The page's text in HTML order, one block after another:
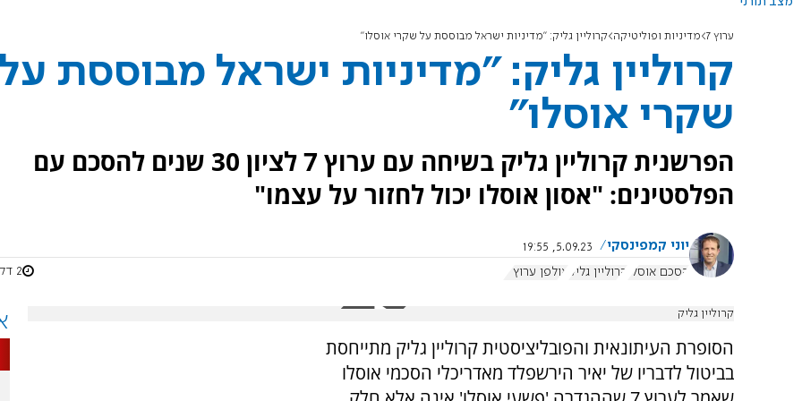
ערוץ 7 מדיניות ופוליטיקה קרוליין גליק: "מדיניות ישראל מבוססת על שקרי אוסלו"
קרוליין גליק: "מדיניות ישראל מבוססת על
שקרי אוסלו"
הפרשנית קרוליין גליק בשיחה עם ערוץ 7 לציון 30 שנים להסכם עם
הפלסטינים: "אסון אוסלו יכול לחזור על עצמו"
יוני קמפינסקי
5.09.23, 19:55
הסכם אוסלו
קרוליין גליק אולפן ערוץ 7 2 דקות
קרוליין גליק
הסופרת העיתונאית והפובליציסטית קרוליין גליק מתייחסת
בביטול לדבריו של יאיר הירשפלד מאדריכלי הסכמי אוסלו